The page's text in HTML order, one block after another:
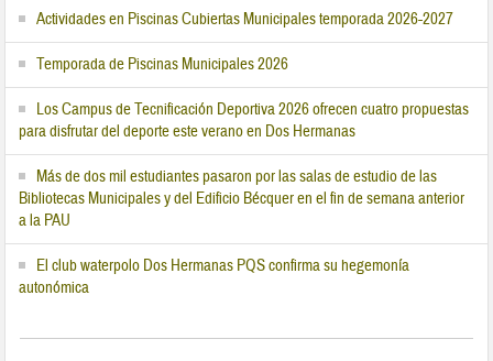
Actividades en Piscinas Cubiertas Municipales temporada 2026-2027
Temporada de Piscinas Municipales 2026
Los Campus de Tecnificación Deportiva 2026 ofrecen cuatro propuestas
para disfrutar del deporte este verano en Dos Hermanas
Más de dos mil estudiantes pasaron por las salas de estudio de las
Bibliotecas Municipales y del Edificio Bécquer en el fin de semana anterior
a la PAU
El club waterpolo Dos Hermanas PQS confirma su hegemonía
autonómica